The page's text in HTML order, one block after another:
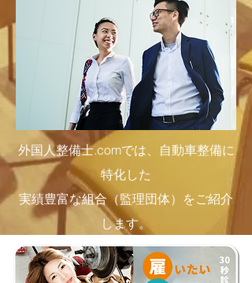
外国人整備士.comでは、自動車整備に
特化した
実績豊富な組合（監理団体）をご紹介
します。